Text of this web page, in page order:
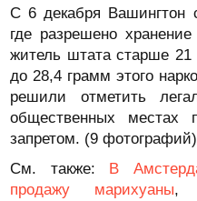
С 6 декабря
где разрешено
житель штата старше
до 28,4 грамм этого
решили отметить
общественных местах
запретом. (9 фотографий)
См. также: В
продажу марихуаны,